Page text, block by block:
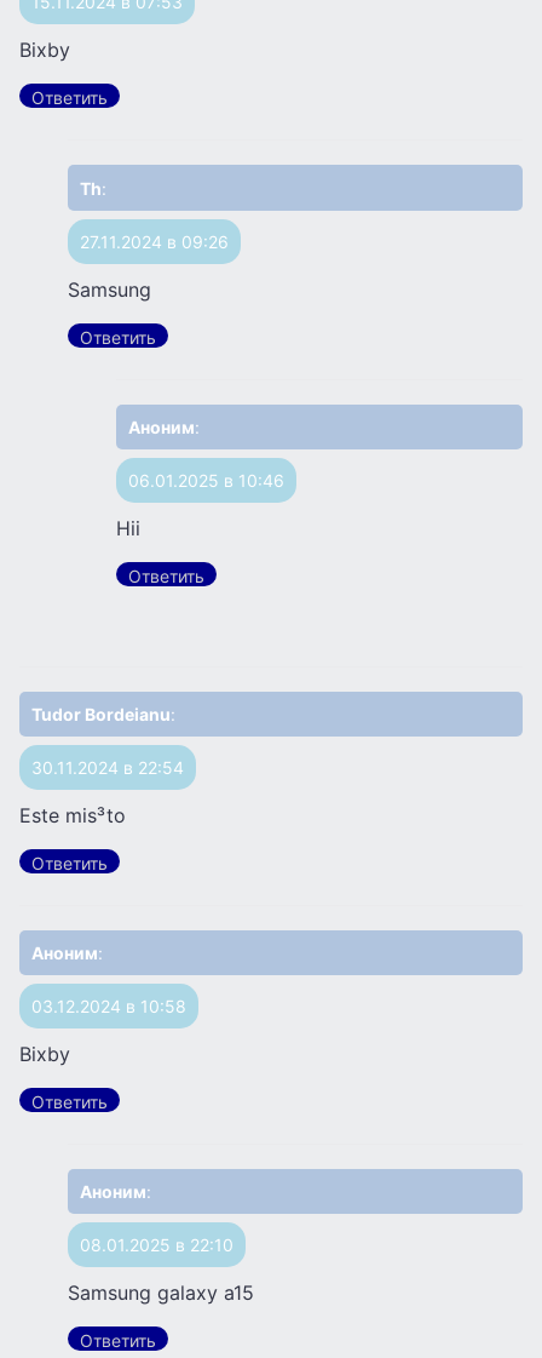
Bixby
Ответить
Th:
27.11.2024 в 09:26
Samsung
Ответить
Аноним:
06.01.2025 в 10:46
Hii
Ответить
Tudor Bordeianu:
30.11.2024 в 22:54
Este mis³to
Ответить
Аноним:
03.12.2024 в 10:58
Bixby
Ответить
Аноним:
08.01.2025 в 22:10
Samsung galaxy a15
Ответить